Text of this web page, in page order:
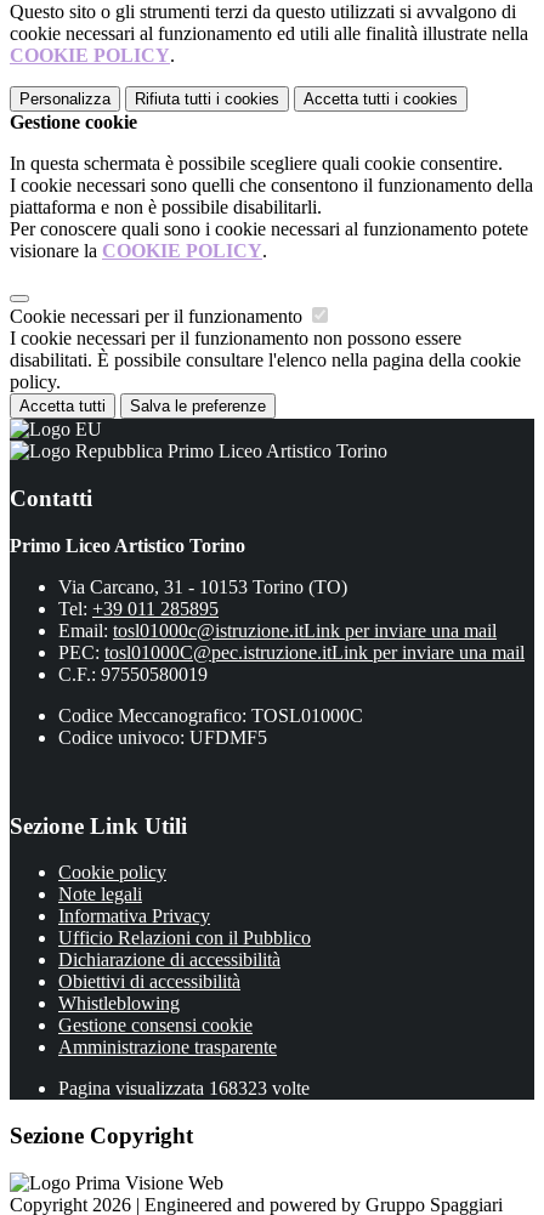
Questo sito o gli strumenti terzi da questo utilizzati si avvalgono di
cookie necessari al funzionamento ed utili alle finalità illustrate nella
COOKIE POLICY.
Personalizza Rifiuta tutti i cookies Accetta tutti i cookies
Gestione cookie
In questa schermata è possibile scegliere quali cookie consentire.
I cookie necessari sono quelli che consentono il funzionamento della
piattaforma e non è possibile disabilitarli.
Per conoscere quali sono i cookie necessari al funzionamento potete
visionare la COOKIE POLICY.
Cookie necessari per il funzionamento
I cookie necessari per il funzionamento non possono essere
disabilitati. È possibile consultare l'elenco nella pagina della cookie
policy.
Accetta tutti Salva le preferenze
Primo Liceo Artistico Torino
Contatti
Primo Liceo Artistico Torino
Via Carcano, 31 - 10153 Torino (TO)
Tel: +39 011 285895
Email: tosl01000c@istruzione.itLink per inviare una mail
PEC: tosl01000C@pec.istruzione.itLink per inviare una mail
C.F.: 97550580019
Codice Meccanografico: TOSL01000C
Codice univoco: UFDMF5
Sezione Link Utili
Cookie policy
Note legali
Informativa Privacy
Ufficio Relazioni con il Pubblico
Dichiarazione di accessibilità
Obiettivi di accessibilità
Whistleblowing
Gestione consensi cookie
Amministrazione trasparente
Pagina visualizzata 168323 volte
Sezione Copyright
Copyright 2026 | Engineered and powered by Gruppo Spaggiari